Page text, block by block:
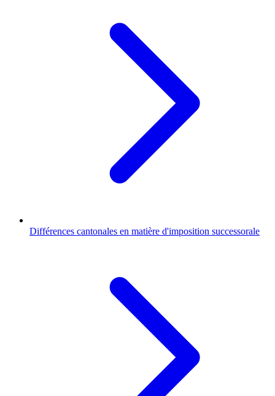
Différences cantonales en matière d'imposition successorale